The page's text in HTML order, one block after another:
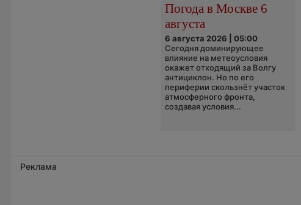
Погода в Москве 6
августа
6 августа 2026 | 05:00
Сегодня доминирующее
влияние на метеоусловия
окажет отходящий за Волгу
антициклон. Но по его
периферии скользнёт участок
атмосферного фронта,
создавая условия...
Реклама